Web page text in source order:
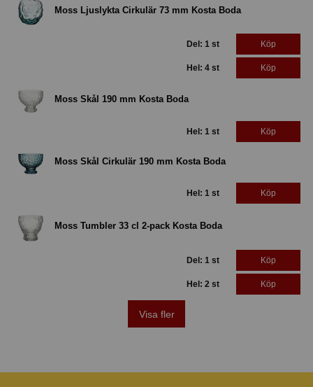
Moss Ljuslykta Cirkulär 73 mm Kosta Boda
Del: 1 st Köp
Hel: 4 st Köp
Moss Skål 190 mm Kosta Boda
Hel: 1 st Köp
Moss Skål Cirkulär 190 mm Kosta Boda
Hel: 1 st Köp
Moss Tumbler 33 cl 2-pack Kosta Boda
Del: 1 st Köp
Hel: 2 st Köp
Visa fler